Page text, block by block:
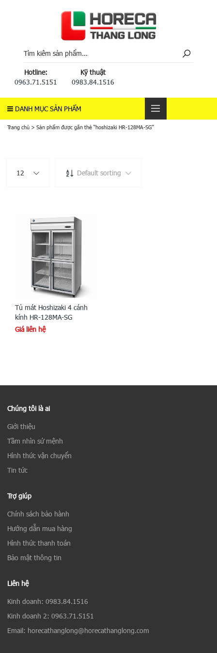
Hotline:
0963.71.5151
Kỹ thuật
0983.84.1516
DANH MỤC SẢN PHẨM
Trang chủ > Sản phẩm được gắn thẻ “hoshizaki HR-128MA-SG”
12 Default sorting
Tủ mát Hoshizaki 4 cánh
kính HR-128MA-SG
Giá liên hệ
Chúng tôi là ai
Giới thiệu
Tầm nhìn sứ mệnh
Hình thức vận chuyển
Tin tức
Trợ giúp
Chính sách bảo hành
Hướng dẫn mua hàng
Hình thức thanh toán
Bảo mật thông tin
Liên hệ
Kinh doanh: 0983.84.1516
Kinh doanh 2: 0963.71.5151
Email: horecathanglong@horecathanglong.com